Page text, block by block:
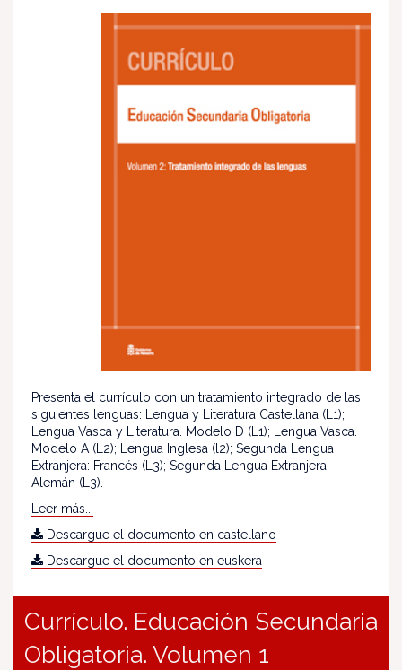
Presenta el currículo con un tratamiento integrado de las
siguientes lenguas: Lengua y Literatura Castellana (L1);
Lengua Vasca y Literatura. Modelo D (L1); Lengua Vasca.
Modelo A (L2); Lengua Inglesa (l2); Segunda Lengua
Extranjera: Francés (L3); Segunda Lengua Extranjera:
Alemán (L3).
Leer más...
Descargue el documento en castellano
Descargue el documento en euskera
Currículo. Educación Secundaria
Obligatoria. Volumen 1